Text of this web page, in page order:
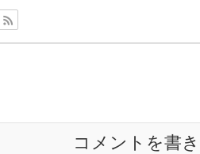
コメントを書